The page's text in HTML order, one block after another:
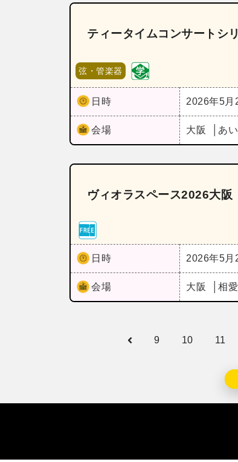
ティータイムコンサートシ
弦・管楽器
日時 2026年5月
会場 大阪 あ
ヴィオラスペース2026大阪
日時 2026年5月
会場 大阪 相
9 10 11